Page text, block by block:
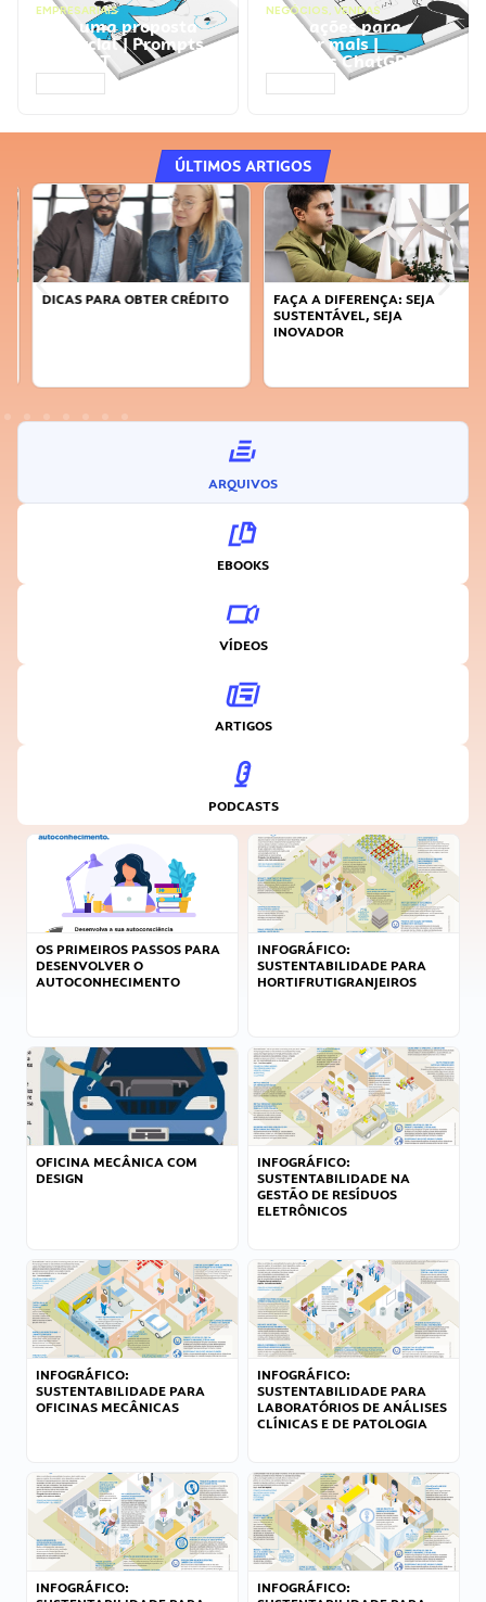
EMPRESARIAIS
Faça uma proposta
comercial | Prompts
ChatGPT
NEGÓCIOS, VENDAS
Faça ações para
vender mais |
Prompts ChatGPT
ÚLTIMOS ARTIGOS
DICAS PARA OBTER CRÉDITO
FAÇA A DIFERENÇA: SEJA
SUSTENTÁVEL, SEJA
INOVADOR
ARQUIVOS
EBOOKS
VÍDEOS
ARTIGOS
PODCASTS
OS PRIMEIROS PASSOS PARA
DESENVOLVER O
AUTOCONHECIMENTO
INFOGRÁFICO:
SUSTENTABILIDADE PARA
HORTIFRUTIGRANJEIROS
OFICINA MECÂNICA COM
DESIGN
INFOGRÁFICO:
SUSTENTABILIDADE NA
GESTÃO DE RESÍDUOS
ELETRÔNICOS
INFOGRÁFICO:
SUSTENTABILIDADE PARA
OFICINAS MECÂNICAS
INFOGRÁFICO:
SUSTENTABILIDADE PARA
LABORATÓRIOS DE ANÁLISES
CLÍNICAS E DE PATOLOGIA
INFOGRÁFICO:
INFOGRÁFICO: